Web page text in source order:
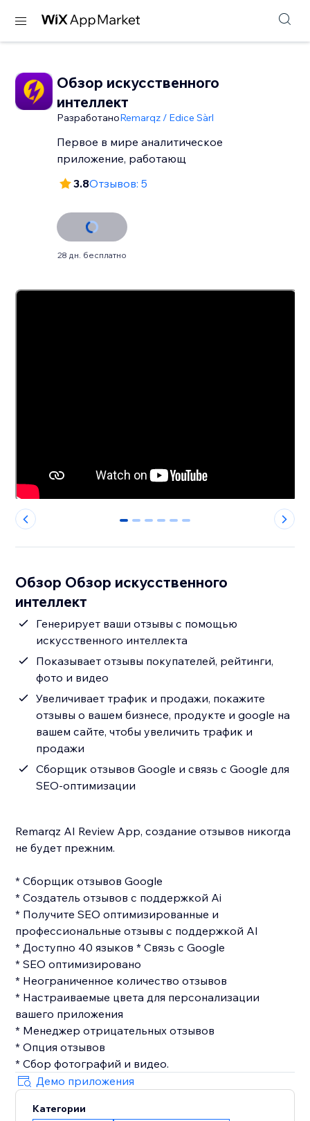
Обзор искусственного
интеллект
РазработаноRemarqz / Edice Sàrl
Первое в мире аналитическое
приложение, работающ
3.8Отзывов: 5
28 дн. бесплатно
0 1 2 3 4 5
Обзор Обзор искусственного
интеллект
Генерирует ваши отзывы с помощью
искусственного интеллекта
Показывает отзывы покупателей, рейтинги,
фото и видео
Увеличивает трафик и продажи, покажите
отзывы о вашем бизнесе, продукте и google на
вашем сайте, чтобы увеличить трафик и
продажи
Сборщик отзывов Google и связь с Google для
SEO-оптимизации
Remarqz AI Review App, создание отзывов никогда
не будет прежним.
* Сборщик отзывов Google
* Создатель отзывов с поддержкой Ai
* Получите SEO оптимизированные и
профессиональные отзывы с поддержкой AI
* Доступно 40 языков * Связь с Google
* SEO оптимизировано
* Неограниченное количество отзывов
* Настраиваемые цвета для персонализации
вашего приложения
* Менеджер отрицательных отзывов
* Опция отзывов
* Сбор фотографий и видео.
Демо приложения
Категории